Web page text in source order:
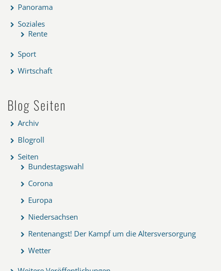
Panorama
Soziales
Rente
Sport
Wirtschaft
Blog Seiten
Archiv
Blogroll
Seiten
Bundestagswahl
Corona
Europa
Niedersachsen
Rentenangst! Der Kampf um die Altersversorgung
Wetter